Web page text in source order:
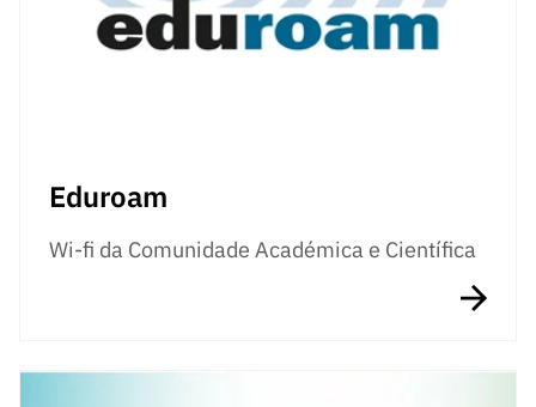
Eduroam
Wi-fi da Comunidade Académica e Científica